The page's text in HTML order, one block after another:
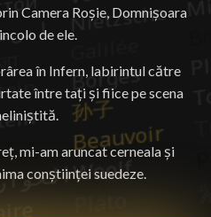
Camera Roșie, Domnișoara
de ele.
în Infern, labirintul către
între tați și fiice pe scena
mi-am aruncat cerneala și
conștiinței suedeze.